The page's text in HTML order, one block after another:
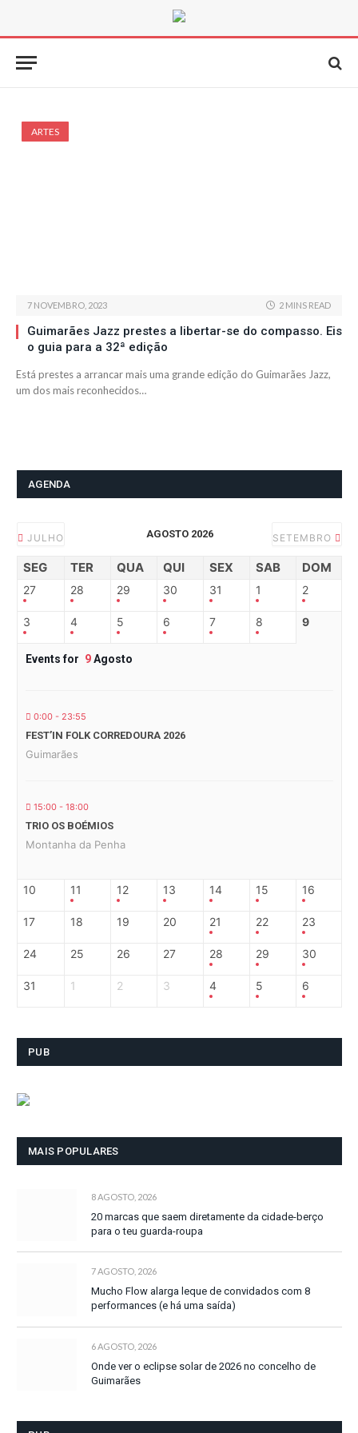
ARTES
7 NOVEMBRO, 2023 2 MINS READ
Guimarães Jazz prestes a libertar-se do compasso. Eis
o guia para a 32ª edição
Está prestes a arrancar mais uma grande edição do Guimarães Jazz,
um dos mais reconhecidos…
AGENDA
JULHO AGOSTO 2026 SETEMBRO
SEG TER QUA QUI SEX SAB DOM
27 28 29 30 31 1 2
3 4 5 6 7 8 9
Events for 9Agosto
0:00 - 23:55
FEST’IN FOLK CORREDOURA 2026
Guimarães
15:00 - 18:00
TRIO OS BOÉMIOS
Montanha da Penha
10 11 12 13 14 15 16
17 18 19 20 21 22 23
24 25 26 27 28 29 30
31 1 2 3 4 5 6
PUB
MAIS POPULARES
8 AGOSTO, 2026
20 marcas que saem diretamente da cidade-berço
para o teu guarda-roupa
7 AGOSTO, 2026
Mucho Flow alarga leque de convidados com 8
performances (e há uma saída)
6 AGOSTO, 2026
Onde ver o eclipse solar de 2026 no concelho de
Guimarães